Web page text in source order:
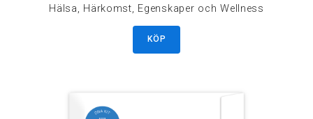
Hälsa, Härkomst, Egenskaper och Wellness
KÖP